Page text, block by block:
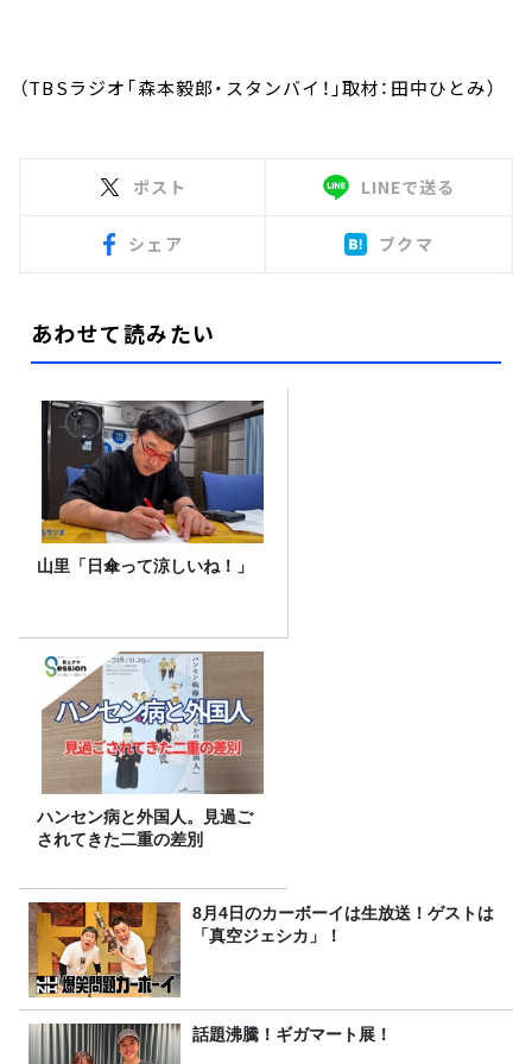
（TBSラジオ「森本毅郎・スタンバイ！」取材：田中ひとみ）
ポスト LINEで送る
シェア ブクマ
あわせて読みたい
山里「日傘って涼しいね！」
ハンセン病と外国人。見過ご
されてきた二重の差別
8月4日のカーボーイは生放送！ゲストは
「真空ジェシカ」！
話題沸騰！ギガマート展！